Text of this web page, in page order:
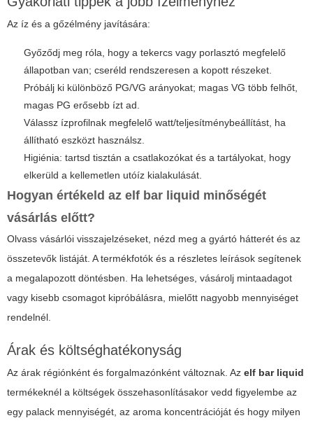
Az íz és a gőzélmény javítására:
Győződj meg róla, hogy a tekercs vagy porlasztó megfelelő
állapotban van; cseréld rendszeresen a kopott részeket.
Próbálj ki különböző PG/VG arányokat; magas VG több felhőt,
magas PG erősebb ízt ad.
Válassz ízprofilnak megfelelő watt/teljesítménybeállítást, ha
állítható eszközt használsz.
Higiénia: tartsd tisztán a csatlakozókat és a tartályokat, hogy
elkerüld a kellemetlen utóíz kialakulását.
Hogyan értékeld az elf bar liquid minőségét
vásárlás előtt?
Olvass vásárlói visszajelzéseket, nézd meg a gyártó hátterét és az
összetevők listáját. A termékfotók és a részletes leírások segítenek
a megalapozott döntésben. Ha lehetséges, vásárolj mintaadagot
vagy kisebb csomagot kipróbálásra, mielőtt nagyobb mennyiséget
rendelnél.
Árak és költséghatékonyság
Az árak régiónként és forgalmazónként változnak. Az elf bar liquid
termékeknél a költségek összehasonlításakor vedd figyelembe az
egy palack mennyiségét, az aroma koncentrációját és hogy milyen